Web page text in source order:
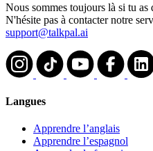
Nous sommes toujours là si tu as
N'hésite pas à contacter notre
support@talkpal.ai
Langues
Apprendre l’anglais
Apprendre l’espagnol